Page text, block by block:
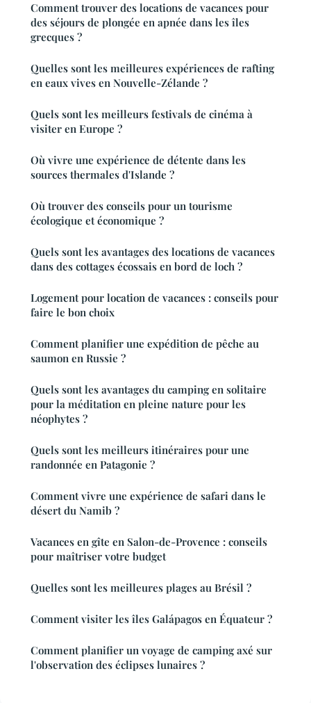
Comment trouver des locations de vacances pour
des séjours de plongée en apnée dans les îles
grecques ?
Quelles sont les meilleures expériences de rafting
en eaux vives en Nouvelle-Zélande ?
Quels sont les meilleurs festivals de cinéma à
visiter en Europe ?
Où vivre une expérience de détente dans les
sources thermales d'Islande ?
Où trouver des conseils pour un tourisme
écologique et économique ?
Quels sont les avantages des locations de vacances
dans des cottages écossais en bord de loch ?
Logement pour location de vacances : conseils pour
faire le bon choix
Comment planifier une expédition de pêche au
saumon en Russie ?
Quels sont les avantages du camping en solitaire
pour la méditation en pleine nature pour les
néophytes ?
Quels sont les meilleurs itinéraires pour une
randonnée en Patagonie ?
Comment vivre une expérience de safari dans le
désert du Namib ?
Vacances en gîte en Salon-de-Provence : conseils
pour maîtriser votre budget
Quelles sont les meilleures plages au Brésil ?
Comment visiter les îles Galápagos en Équateur ?
Comment planifier un voyage de camping axé sur
l'observation des éclipses lunaires ?